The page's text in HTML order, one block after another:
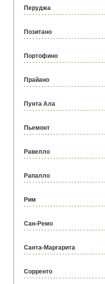
Перуджа
Позитано
Портофино
Прайано
Пунта Ала
Пьемонт
Равелло
Рапалло
Рим
Сан-Ремо
Санта-Маргарита
Сорренто